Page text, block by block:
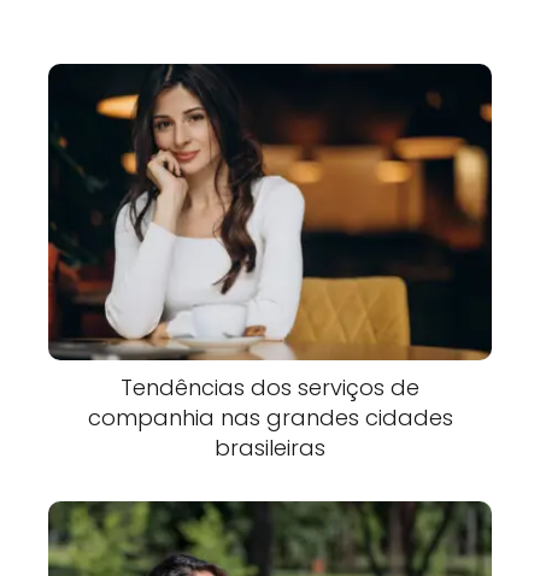
Tendências dos serviços de
companhia nas grandes cidades
brasileiras